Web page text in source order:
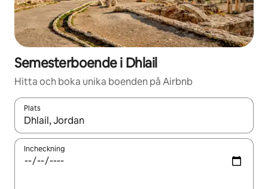
Semesterboende i Dhlail
Hitta och boka unika boenden på Airbnb
Plats
När resultaten är tillgängliga kan du navigera med upp- och
Incheckning